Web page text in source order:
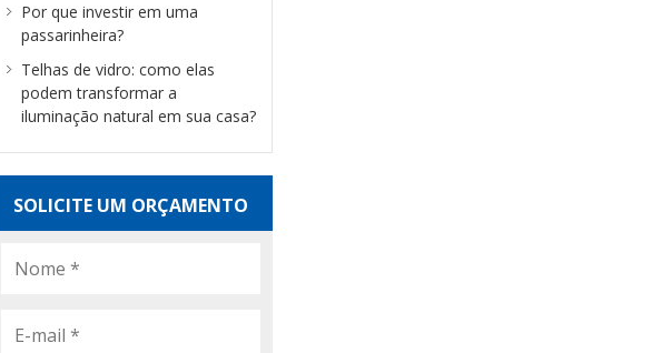
Por que investir em uma
passarinheira?
Telhas de vidro: como elas
podem transformar a
iluminação natural em sua casa?
SOLICITE UM ORÇAMENTO